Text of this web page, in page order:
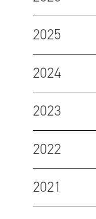
2025
2024
2023
2022
2021